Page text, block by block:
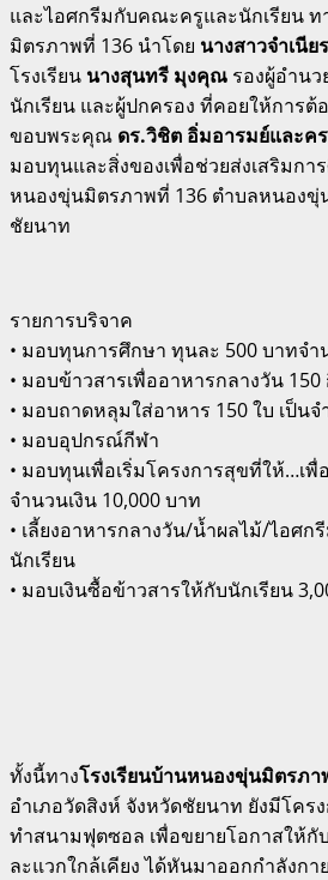
และไอศกรีมกับคณะครูและนักเรียน ท
มิตรภาพที่ 136 นำโดย นางสาวจำเนีย
โรงเรียน นางสุนทรี มุงคุณ รองผู้อำน
นักเรียน และผู้ปกครอง ที่คอยให้การ
ขอบพระคุณ ดร.วิชิต อิ่มอารมย์และค
มอบทุนและสิ่งของเพื่อช่วยส่งเสริมกา
หนองขุ่นมิตรภาพที่ 136 ตำบลหนองขุ่
ชัยนาท
รายการบริจาค
• มอบทุนการศึกษา ทุนละ 500 บาทจำ
• มอบข้าวสารเพื่ออาหารกลางวัน 150
• มอบถาดหลุมใส่อาหาร 150 ใบ เป็นจ
• มอบอุปกรณ์กีฬา
• มอบทุนเพื่อเริ่มโครงการสุขที่ให้…เพื่
จำนวนเงิน 10,000 บาท
• เลี้ยงอาหารกลางวัน/น้ำผลไม้/ไอศ
นักเรียน
• มอบเงินซื้อข้าวสารให้กับนักเรียน
ทั้งนี้ทางโรงเรียนบ้านหนองขุ่นมิตรภา
อำเภอวัดสิงห์ จังหวัดชัยนาท ยังมีโคร
ทำสนามฟุตซอล เพื่อขยายโอกาสให้กับ
ละแวกใกล้เคียง ได้หันมาออกกำลังก